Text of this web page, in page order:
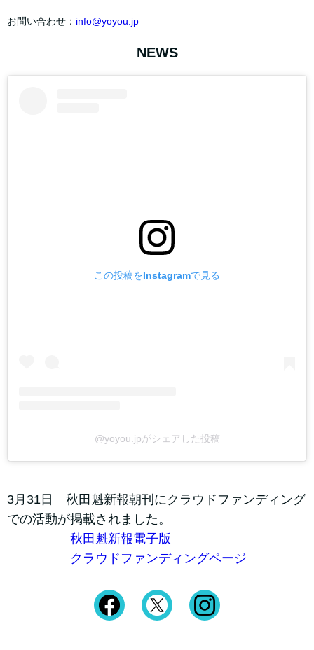
お問い合わせ： info@yoyou.jp
NEWS
この投稿をInstagramで見る
@yoyou.jpがシェアした投稿
3月31日 秋田魁新報朝刊にクラウドファンディング
での活動が掲載されました。
秋田魁新報電子版
クラウドファンディングページ